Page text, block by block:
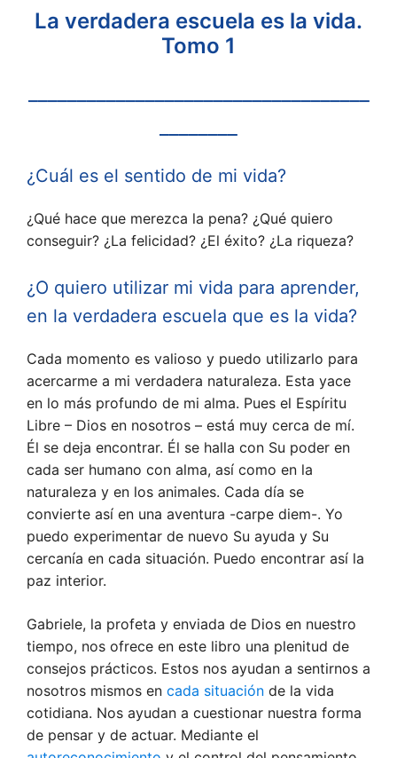
La verdadera escuela es la vida.
Tomo 1
¿Cuál es el sentido de mi vida?
¿Qué hace que merezca la pena? ¿Qué quiero
conseguir? ¿La felicidad? ¿El éxito? ¿La riqueza?
¿O quiero utilizar mi vida para aprender,
en la verdadera escuela que es la vida?
Cada momento es valioso y puedo utilizarlo para
acercarme a mi verdadera naturaleza. Esta yace
en lo más profundo de mi alma. Pues el Espíritu
Libre – Dios en nosotros – está muy cerca de mí.
Él se deja encontrar. Él se halla con Su poder en
cada ser humano con alma, así como en la
naturaleza y en los animales. Cada día se
convierte así en una aventura -carpe diem-. Yo
puedo experimentar de nuevo Su ayuda y Su
cercanía en cada situación. Puedo encontrar así la
paz interior.
Gabriele, la profeta y enviada de Dios en nuestro
tiempo, nos ofrece en este libro una plenitud de
consejos prácticos. Estos nos ayudan a sentirnos a
nosotros mismos en cada situación de la vida
cotidiana. Nos ayudan a cuestionar nuestra forma
de pensar y de actuar. Mediante el